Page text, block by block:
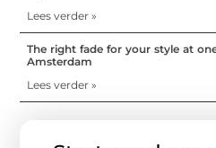
Lees verder »
The right fade for your style at
Amsterdam
Lees verder »